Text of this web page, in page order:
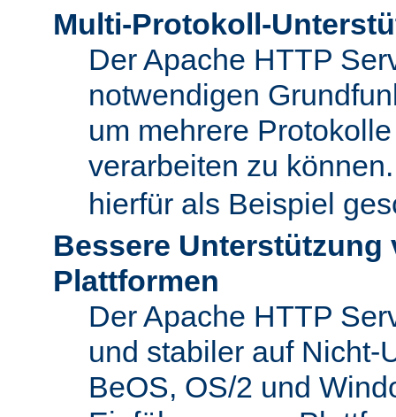
Multi-Protokoll-
Der Apache HTTP
notwendigen
um mehrere
verarbeiten zu
hierfür als Beispiel
Bessere Unterstützung
Plattformen
Der Apache HTTP
und stabiler auf Nicht-
BeOS, OS/2 und